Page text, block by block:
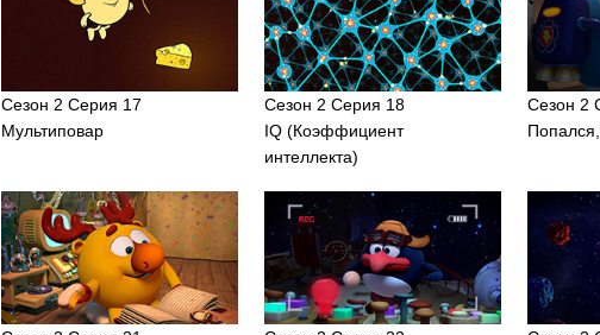
Сезон 2 Серия 17
Мультиповар
Сезон 2 Серия 18
IQ (Коэффициент
интеллекта)
Сезон 2